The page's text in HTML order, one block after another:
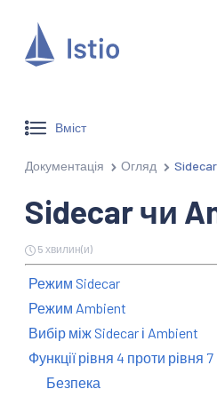
Вміст
Документація Огляд
Sidecar чи
5 хвилин(и)
Режим Sidecar
Режим Ambient
Вибір між Sidecar і Ambient
Функції рівня 4 проти рівня 7
Безпека